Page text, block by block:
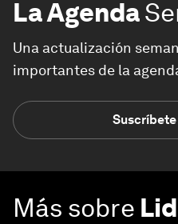
La Agenda
Una actualización
importantes de la
Más sobre